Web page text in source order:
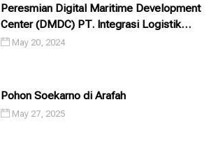
Peresmian Digital Maritime Development
Center (DMDC) PT. Integrasi Logistik
Cipta Solusi (ILCS) / Pelindo Solusi
May 20, 2024
Pohon Soekarno di Arafah
May 27, 2025